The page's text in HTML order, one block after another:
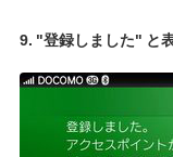
9. "登録しました" と